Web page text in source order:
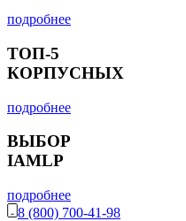
подробнее
ТОП-5
КОРПУСНЫХ
подробнее
ВЫБОР
IAMLP
подробнее
8 (800) 700-41-98